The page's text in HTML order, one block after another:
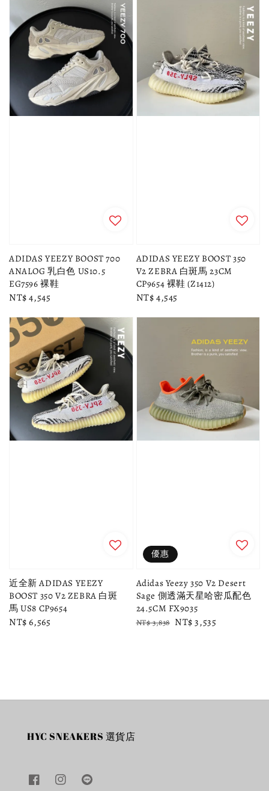
ADIDAS YEEZY BOOST 700
ANALOG 乳白色 US10.5
EG7596 裸鞋
Regular
NT$ 4,545
ADIDAS YEEZY BOOST 350
V2 ZEBRA 白斑馬 23CM
CP9654 裸鞋 (Z1412)
Regular
NT$ 4,545
近全新 ADIDAS YEEZY
BOOST 350 V2 ZEBRA 白斑
馬 US8 CP9654
Regular
NT$ 6,565
優惠
Adidas Yeezy 350 V2 Desert
Sage 側透滿天星哈密瓜配色
24.5CM FX9035
Regular
NT$ 3,838 Sale
NT$ 3,535
HYC SNEAKERS 選貨店